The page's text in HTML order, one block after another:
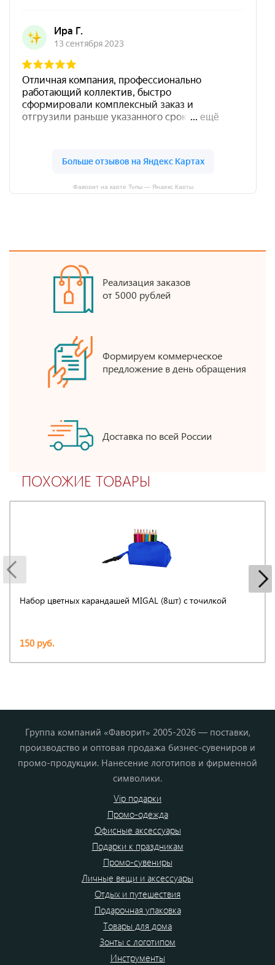
Фаворит на карте Тулы — Яндекс Карты
Реализация заказов
от 5000 рублей
Формируем коммерческое
предложение в день обращения
Доставка по всей России
ПОХОЖИЕ ТОВАРЫ
Набор цветных карандашей MIGAL (8шт) с точилкой
150 руб.
Группа компаний «Фаворит» 2005-2026 — поставки,
производство и оптовая продажа бизнес-сувениров и
промо-продукции. Нанесение логотипов и фирменной
символики.
Vip подарки
Промо-одежда
Офисные аксессуары
Подарки к праздникам
Промо-сувениры
Личные вещи и аксессуары
Отдых и путешествия
Подарочная упаковка
Товары для дома
Зонты с логотипом
Инструменты